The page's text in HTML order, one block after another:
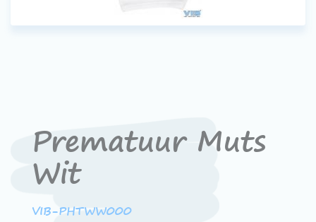
Prematuur Muts
Wit
VIB-PHTWW000